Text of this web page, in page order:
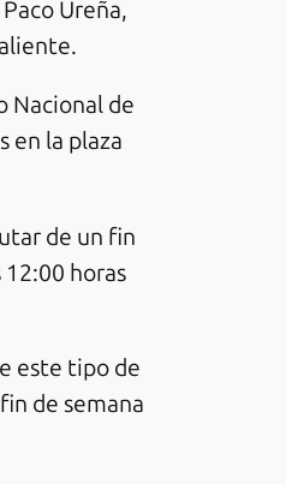
Ureña,
Nacional de
en la plaza
de un fin
horas
este tipo de
de semana